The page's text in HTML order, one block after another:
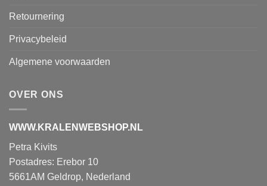
Retournering
Privacybeleid
Algemene voorwaarden
OVER ONS
WWW.KRALENWEBSHOP.NL
Petra Kivits
Postadres: Erebor 10
5661AM Geldrop, Nederland